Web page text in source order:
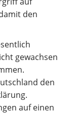
den
gewachsen
den
auf einen